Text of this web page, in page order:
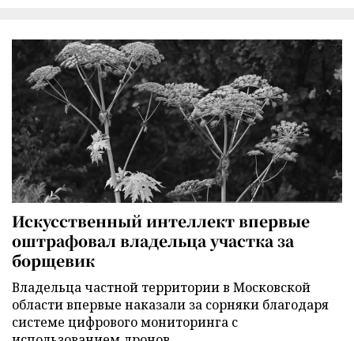
Искусственный интеллект впервые
оштрафовал владельца участка за
борщевик
Владельца частной территории в Московской
области впервые наказали за сорняки благодаря
системе цифрового мониторинга с